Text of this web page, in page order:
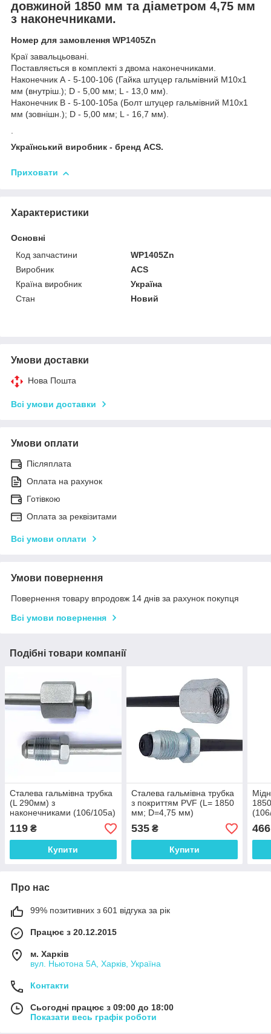
довжиной 1850 мм та діаметром 4,75 мм
з наконечниками.
Номер для замовлення WP1405Zn
Краї завальцьовані.
Поставляється в комплекті з двома наконечниками.
Наконечник А - 5-100-106 (Гайка штуцер гальмівний М10х1
мм (внутріш.); D - 5,00 мм; L - 13,0 мм).
Наконечник В - 5-100-105а (Болт штуцер гальмівний М10х1
мм (зовнішн.); D - 5,00 мм; L - 16,7 мм).
.
Український виробник - бренд ACS.
Приховати
Характеристики
Основні
Код запчастини
WP1405Zn
Виробник
ACS
Країна виробник
Україна
Стан
Новий
Умови доставки
Нова Пошта
Всі умови доставки
Умови оплати
Післяплата
Оплата на рахунок
Готівкою
Оплата за реквізитами
Всі умови оплати
Умови повернення
Повернення товару впродовж 14 днів за рахунок покупця
Всі умови повернення
Подібні товари компанії
Сталева гальмівна трубка
(L 290мм) з
наконечниками (106/105а)
- WP1036Zn
119 ₴
Купити
Сталева гальмівна трубка
з покриттям PVF (L= 1850
мм; D=4,75 мм)
універсальна з
наконечниками 106/105а -
WP1405PVF
535₴
Купити
466
Про нас
99% позитивних з 601 відгука за рік
Працює з 20.12.2015
м. Харків
вул. Ньютона 5А, Харків, Україна
Контакти
Сьогодні працює з 09:00 до 18:00
Показати весь графік роботи